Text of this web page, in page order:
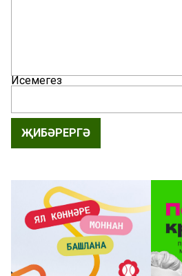
Исемегез
ҖИБӘРЕРГӘ